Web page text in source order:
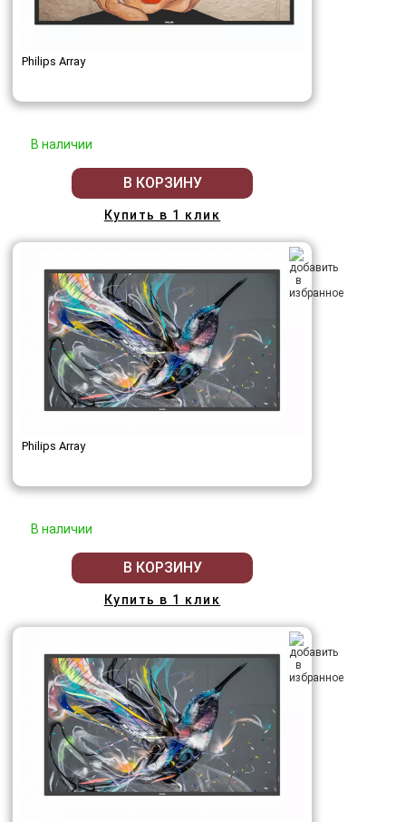
Philips Array
В наличии
В КОРЗИНУ
Купить в 1 клик
Philips Array
В наличии
В КОРЗИНУ
Купить в 1 клик